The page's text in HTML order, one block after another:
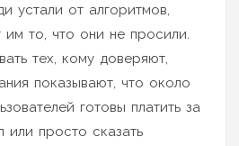
устали от алгоритмов,
им то, что они не просили.
тех, кому доверяют,
показывают, что около
готовы платить за
или просто сказать